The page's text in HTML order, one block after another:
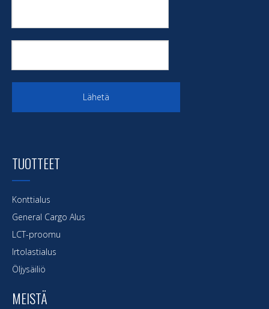
Lähetä
TUOTTEET
Konttialus
General Cargo Alus
LCT-proomu
Irtolastialus
Öljysäiliö
MEISTÄ